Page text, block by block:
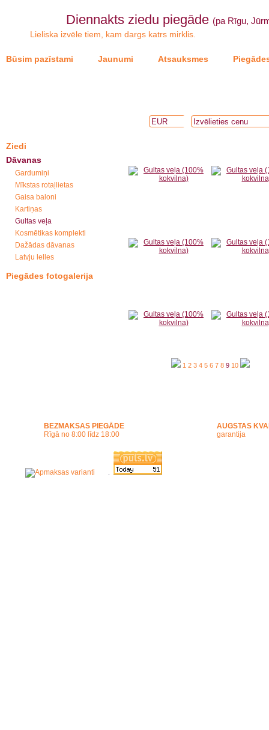
Diennakts ziedu piegāde (pa Rīgu,
Lieliska izvēle tiem, kam dargs katrs mirklis.
Būsim pazīstami Jaunumi Atsauksmes
Ziedi
Dāvanas
Gardumiņi
Mīkstas rotaļlietas
Gaisa baloni
Kartiņas
Gultas veļa
Kosmētikas komplekti
Dažādas dāvanas
Latvju lelles
Piegādes fotogalerija
1 2 3 4 5 6 7 8 9 10
BEZMAKSAS PIEGĀDE
Rīgā no 8:00 līdz 18:00
AUGSTAS
garantija